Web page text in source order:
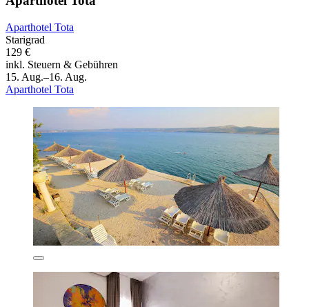
Aparthotel Tota
Starigrad
129 €
inkl. Steuern & Gebühren
15. Aug.–16. Aug.
Aparthotel Tota